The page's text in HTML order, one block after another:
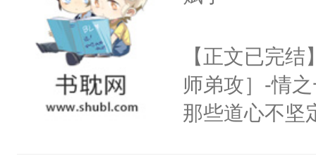
间变脸背叛
的恶事他都
一个权力滔天
右男主又报复
【正文已完
师弟攻］-情
那些道心不坚